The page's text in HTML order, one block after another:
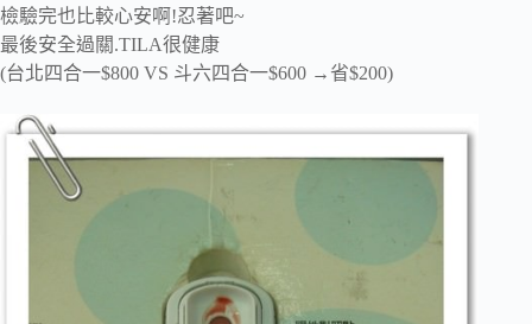
檢驗完也比較心安啊!忍著吧~
最後安全過關.TILA很健康
(台北四合一$800 VS 斗六四合一$600 →省$200)